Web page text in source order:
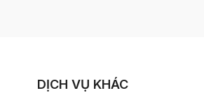
DỊCH VỤ KHÁC